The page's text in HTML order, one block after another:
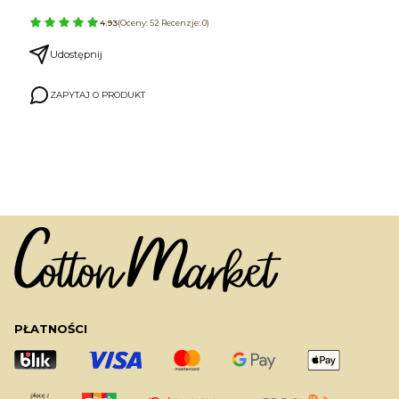
4.93(Oceny: 52 Recenzje: 0)
Udostępnij
ZAPYTAJ O PRODUKT
PŁATNOŚCI